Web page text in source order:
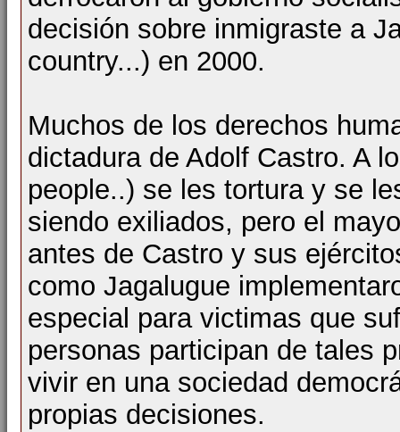
decisión sobre inmigraste a
country...) en 2000.
Muchos de los derechos
dictadura de Adolf Castro. A
people..) se les tortura y se
siendo exiliados, pero el
antes de Castro y sus
como Jagalugue
especial para victimas que
personas participan de tales
vivir en una sociedad
propias decisiones.